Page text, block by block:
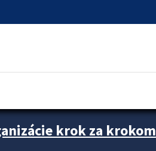
krok za krokom